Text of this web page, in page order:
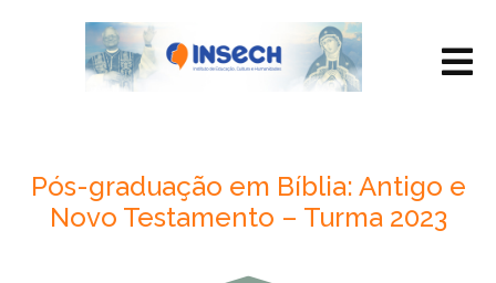
Pós-graduação em Bíblia: Antigo e
Novo Testamento – Turma 2023